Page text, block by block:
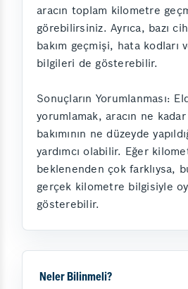
aracın toplam kilometre
görebilirsiniz. Ayrıca, bazı
bakım geçmişi, hata kodları
bilgileri de gösterebilir.
Sonuçların Yorumlanması:
yorumlamak, aracın ne kadar
bakımının ne düzeyde
yardımcı olabilir. Eğer
beklenenden çok farklıysa,
gerçek kilometre bilgisiyle
gösterebilir.
Neler Bilinmeli?